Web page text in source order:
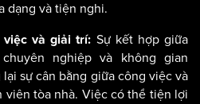
dạng và tiện nghi.
việc và giải trí: Sự kết hợp giữa
nghiệp và không gian
sự cân bằng giữa công việc và
viên tòa nhà. Việc có thể tiện lợi